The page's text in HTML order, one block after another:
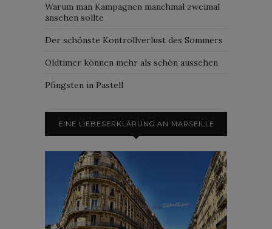
Warum man Kampagnen manchmal zweimal
ansehen sollte
Der schönste Kontrollverlust des Sommers
Oldtimer können mehr als schön aussehen
Pfingsten in Pastell
EINE LIEBESERKLÄRUNG AN MARSEILLE